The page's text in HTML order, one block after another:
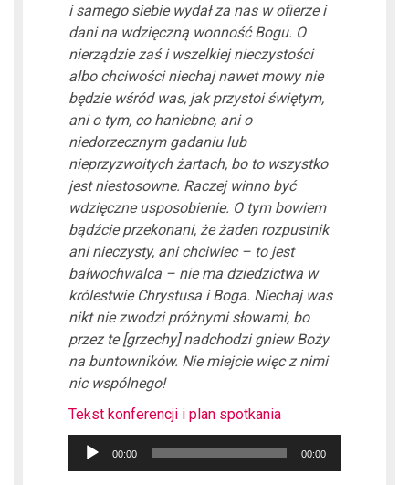
i samego siebie wydał za nas w ofierze i
dani na wdzięczną wonność Bogu. O
nierządzie zaś i wszelkiej nieczystości
albo chciwości niechaj nawet mowy nie
będzie wśród was, jak przystoi świętym,
ani o tym, co haniebne, ani o
niedorzecznym gadaniu lub
nieprzyzwoitych żartach, bo to wszystko
jest niestosowne. Raczej winno być
wdzięczne usposobienie. O tym bowiem
bądźcie przekonani, że żaden rozpustnik
ani nieczysty, ani chciwiec – to jest
bałwochwalca – nie ma dziedzictwa w
królestwie Chrystusa i Boga. Niechaj was
nikt nie zwodzi próżnymi słowami, bo
przez te [grzechy] nadchodzi gniew Boży
na buntowników. Nie miejcie więc z nimi
nic wspólnego!
Tekst konferencji i plan spotkania
Odtwarzacz
00:00 00:00